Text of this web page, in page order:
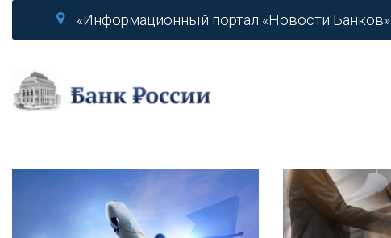
«Информационный портал «Новости Банков»